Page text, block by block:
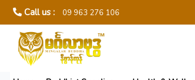
Call us : 09 963 276 106